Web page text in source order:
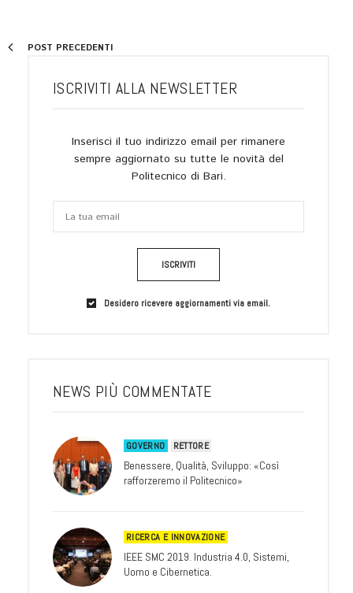
POST PRECEDENTI
ISCRIVITI ALLA NEWSLETTER
Inserisci il tuo indirizzo email per rimanere
sempre aggiornato su tutte le novità del
Politecnico di Bari.
ISCRIVITI
Desidero ricevere aggiornamenti via email.
NEWS PIÙ COMMENTATE
GOVERNO RETTORE
Benessere, Qualità, Sviluppo: «Così
rafforzeremo il Politecnico»
RICERCA E INNOVAZIONE
IEEE SMC 2019. Industria 4.0, Sistemi,
Uomo e Cibernetica.